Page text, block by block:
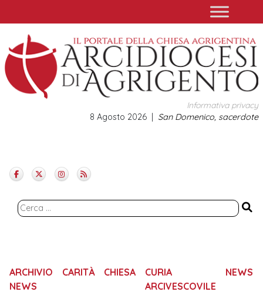
to
content
Informativa privacy
San Domenico, sacerdote
8 Agosto 2026
Ricerca
ARCHIVIO
NEWS
CARITÀ CHIESA
CURIA
ARCIVESCOVILE
NEWS